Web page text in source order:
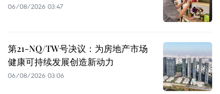
06/08/2026 03:47
第21-NQ/TW号决议：为房地产市场
健康可持续发展创造新动力
06/08/2026 03:06